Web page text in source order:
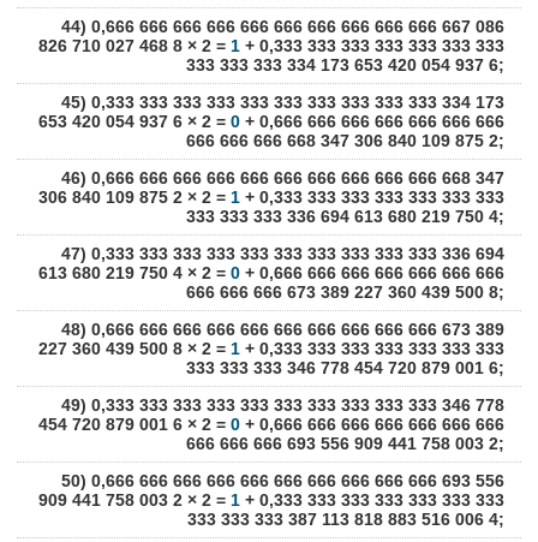
44) 0,666 666 666 666 666 666 666 666 666 666 667 086
826 710 027 468 8 × 2 = 1+ 0,333 333 333 333 333 333 333
333 333 333 334 173 653 420 054 937 6;
45) 0,333 333 333 333 333 333 333 333 333 333 334 173
653 420 054 937 6 × 2 = 0+ 0,666 666 666 666 666 666 666
666 666 666 668 347 306 840 109 875 2;
46) 0,666 666 666 666 666 666 666 666 666 666 668 347
306 840 109 875 2 × 2 = 1+ 0,333 333 333 333 333 333 333
333 333 333 336 694 613 680 219 750 4;
47) 0,333 333 333 333 333 333 333 333 333 333 336 694
613 680 219 750 4 × 2 = 0+ 0,666 666 666 666 666 666 666
666 666 666 673 389 227 360 439 500 8;
48) 0,666 666 666 666 666 666 666 666 666 666 673 389
227 360 439 500 8 × 2 = 1+ 0,333 333 333 333 333 333 333
333 333 333 346 778 454 720 879 001 6;
49) 0,333 333 333 333 333 333 333 333 333 333 346 778
454 720 879 001 6 × 2 = 0+ 0,666 666 666 666 666 666 666
666 666 666 693 556 909 441 758 003 2;
50) 0,666 666 666 666 666 666 666 666 666 666 693 556
909 441 758 003 2 × 2 = 1+ 0,333 333 333 333 333 333 333
333 333 333 387 113 818 883 516 006 4;